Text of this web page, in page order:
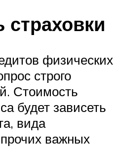
страховки
физических
строго
Стоимость
будет зависеть
вида
важных